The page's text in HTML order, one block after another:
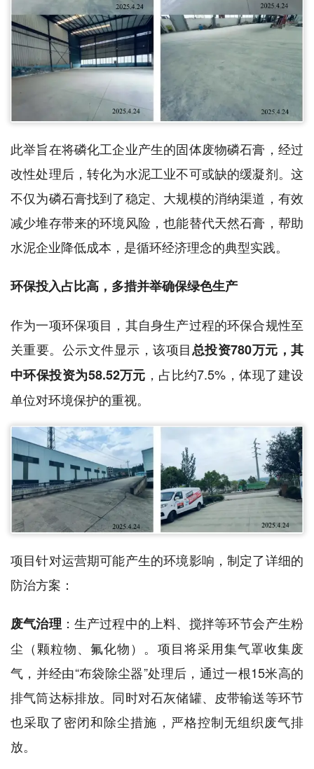
此举旨在将磷化工企业产生的固体废物磷石膏，经过
改性处理后，转化为水泥工业不可或缺的缓凝剂。这
不仅为磷石膏找到了稳定、大规模的消纳渠道，有效
减少堆存带来的环境风险，也能替代天然石膏，帮助
水泥企业降低成本，是循环经济理念的典型实践。
环保投入占比高，多措并举确保绿色生产
作为一项环保项目，其自身生产过程的环保合规性至
关重要。公示文件显示，该项目总投资780万元，其
中环保投资为58.52万元 ，占比约7.5%，体现了建设
单位对环境保护的重视。
项目针对运营期可能产生的环境影响，制定了详细的
防治方案：
废气治理 ：生产过程中的上料、搅拌等环节会产生粉
尘（颗粒物、氟化物）。项目将采用集气罩收集废
气，并经由“布袋除尘器”处理后，通过一根15米高的
排气筒达标排放。同时对石灰储罐、皮带输送等环节
也采取了密闭和除尘措施，严格控制无组织废气排
放。